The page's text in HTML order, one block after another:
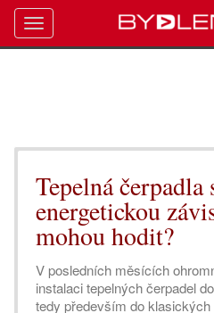
Tepelná
energetickou
mohou hodit?
V posledních měsících
instalaci tepelných čerpadel
tedy především do
Toggle
navigation